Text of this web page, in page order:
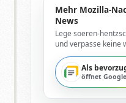
Mehr Mozilla-
News
Lege soeren-
und verpasse keine
Als
öffnet